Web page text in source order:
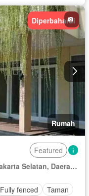
Diperbaharui
Rumah
Featured
RW 06, Cipete Selatan, Cilandak, Jakarta Selatan, Daerah Khusus Ibukota Jakarta
Fully fenced
Taman